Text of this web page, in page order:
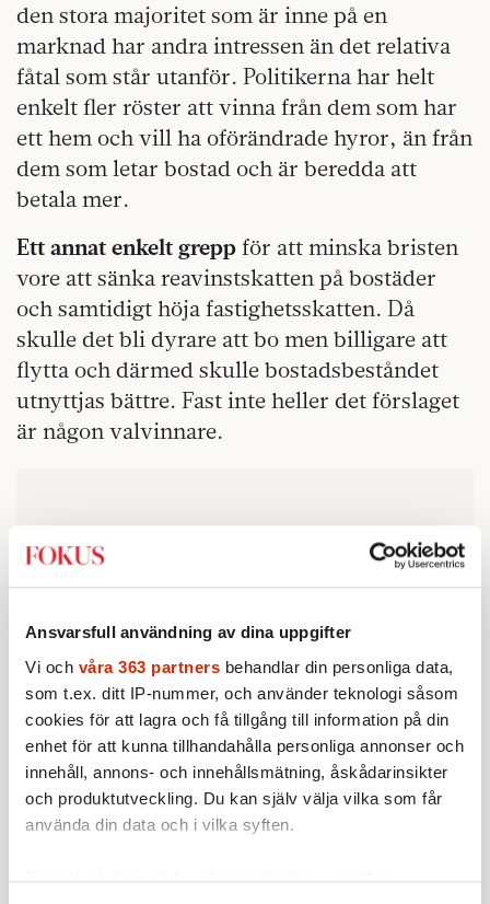
Ansvarsfull användning av dina uppgifter
Vi och våra 363 partners behandlar din personliga data,
som t.ex. ditt IP-nummer, och använder teknologi såsom
cookies för att lagra och få tillgång till information på din
enhet för att kunna tillhandahålla personliga annonser och
innehåll, annons- och innehållsmätning, åskådarinsikter
och produktutveckling. Du kan själv välja vilka som får
använda din data och i vilka syften.
Ta reda på mer om hur dina personliga uppgifter
den stora majoritet som är inne på en
marknad har andra intressen än det relativa
fåtal som står utanför. Politikerna har helt
enkelt fler röster att vinna från dem som har
ett hem och vill ha oförändrade hyror, än från
dem som letar bostad och är beredda att
betala mer.
Ett annat enkelt grepp för att minska bristen
vore att sänka reavinstskatten på bostäder
och samtidigt höja fastighetsskatten. Då
skulle det bli dyrare att bo men billigare att
flytta och därmed skulle bostadsbeståndet
utnyttjas bättre. Fast inte heller det förslaget
är någon valvinnare.
det är i Sverige i dag. Men somligt.